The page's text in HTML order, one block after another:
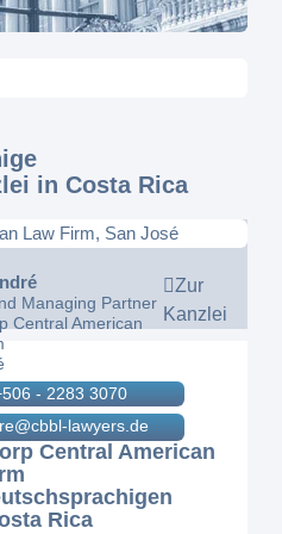
in Costa Rica
Managing Partner
Central American
- 2283 3070
lawyers.de
Zur
Kanzlei
Central American
Rica